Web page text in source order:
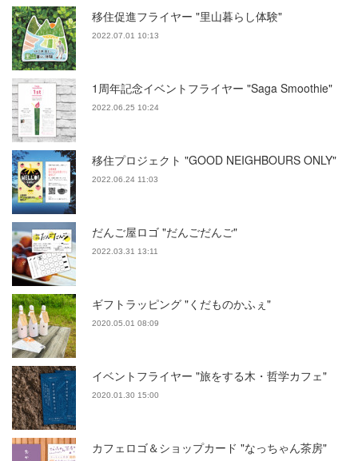
移住促進フライヤー "里山暮らし体験"
2022.07.01 10:13
1周年記念イベントフライヤー "Saga Smoothie"
2022.06.25 10:24
移住プロジェクト "GOOD NEIGHBOURS ONLY"
2022.06.24 11:03
だんご屋ロゴ "だんごだんご"
2022.03.31 13:11
ギフトラッピング "くだものかふぇ"
2020.05.01 08:09
イベントフライヤー "旅をする木・哲学カフェ"
2020.01.30 15:00
カフェロゴ＆ショップカード "なっちゃん茶房"